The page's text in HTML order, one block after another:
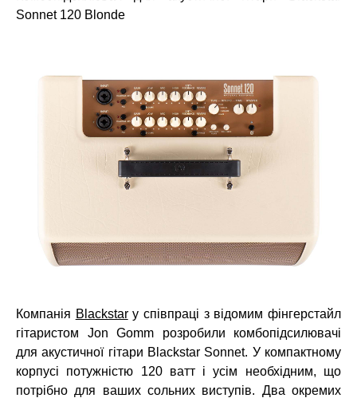
Sonnet 120 Blonde
Компанія Blackstarу співпраці з відомим фінгерстайл
гітаристом Jon Gomm розробили комбопідсилювачі
для акустичної гітари Blackstar Sonnet. У компактному
корпусі потужністю 120 ватт і усім необхідним, що
потрібно для ваших сольних виступів. Два окремих